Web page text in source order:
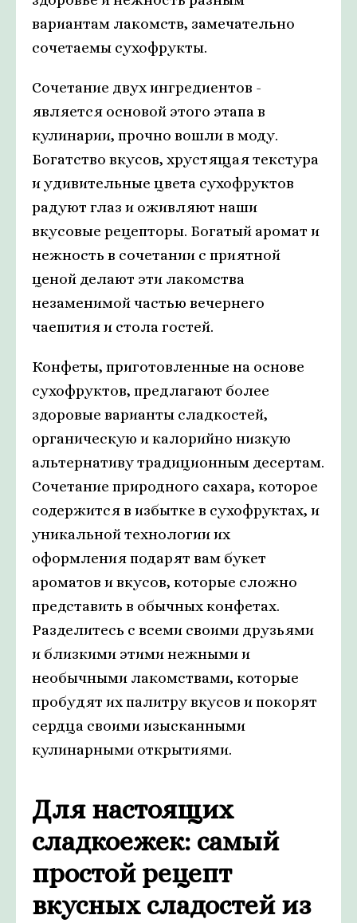
вариантам лакомств, замечательно
сочетаемы сухофрукты.
Сочетание двух ингредиентов -
является основой этого этапа в
кулинарии, прочно вошли в моду.
Богатство вкусов, хрустящая текстура
и удивительные цвета сухофруктов
радуют глаз и оживляют наши
вкусовые рецепторы. Богатый аромат и
нежность в сочетании с приятной
ценой делают эти лакомства
незаменимой частью вечернего
чаепития и стола гостей.
Конфеты, приготовленные на основе
сухофруктов, предлагают более
здоровые варианты сладкостей,
органическую и калорийно низкую
альтернативу традиционным десертам.
Сочетание природного сахара, которое
содержится в избытке в сухофруктах, и
уникальной технологии их
оформления подарят вам букет
ароматов и вкусов, которые сложно
представить в обычных конфетах.
Разделитесь с всеми своими друзьями
и близкими этими нежными и
необычными лакомствами, которые
пробудят их палитру вкусов и покорят
сердца своими изысканными
кулинарными открытиями.
Для настоящих
сладкоежек: самый
простой рецепт
вкусных сладостей из